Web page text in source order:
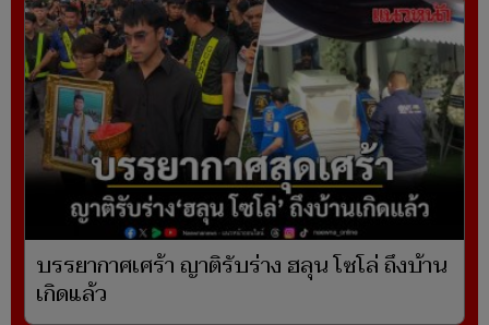
บรรยากาศเศร้า ญาติรับร่าง ฮลุน โซโล่ ถึงบ้าน
เกิดแล้ว